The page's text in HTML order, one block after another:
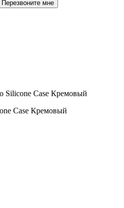
Silicone Case Кремовый
Case Кремовый